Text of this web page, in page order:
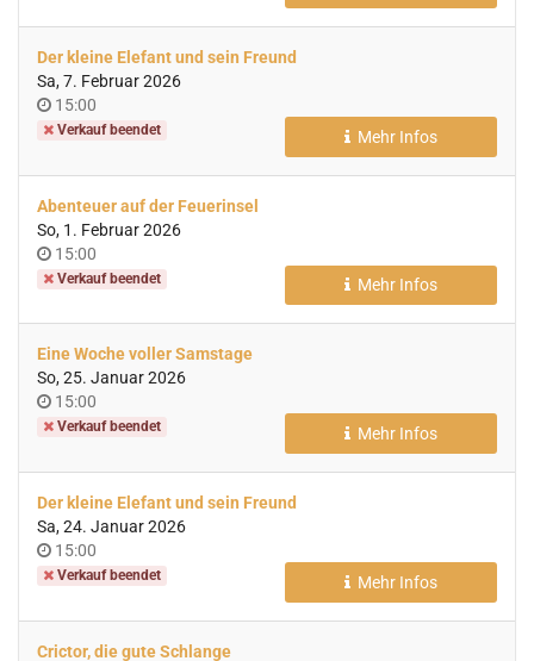
Der kleine Elefant und sein Freund
Sa, 7. Februar 2026
Uhrzeit
15:00
Verkauf beendet Mehr Infos
Abenteuer auf der Feuerinsel
So, 1. Februar 2026
Uhrzeit
15:00
Verkauf beendet Mehr Infos
Eine Woche voller Samstage
So, 25. Januar 2026
Uhrzeit
15:00
Verkauf beendet Mehr Infos
Der kleine Elefant und sein Freund
Sa, 24. Januar 2026
Uhrzeit
15:00
Verkauf beendet Mehr Infos
Crictor, die gute Schlange